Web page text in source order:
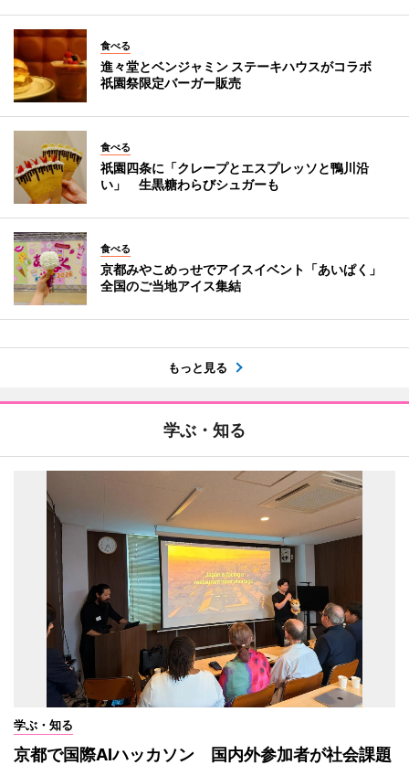
食べる
進々堂とベンジャミン ステーキハウスがコラボ
祇園祭限定バーガー販売
食べる
祇園四条に「クレープとエスプレッソと鴨川沿
い」 生黒糖わらびシュガーも
食べる
京都みやこめっせでアイスイベント「あいぱく」
全国のご当地アイス集結
もっと見る
学ぶ・知る
学ぶ・知る
京都で国際AIハッカソン 国内外参加者が社会課題